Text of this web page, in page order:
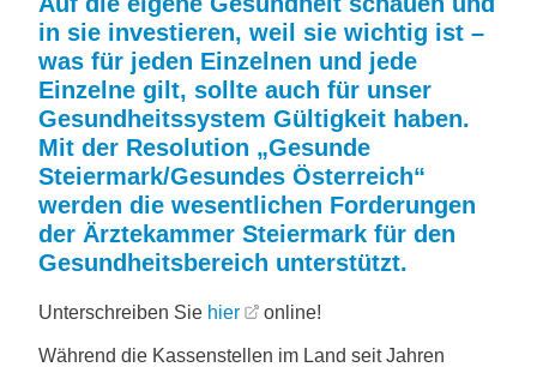
in sie investieren, weil sie wichtig ist –
was für jeden Einzelnen und jede
Einzelne gilt, sollte auch für unser
Gesundheitssystem Gültigkeit haben.
Mit der Resolution „Gesunde
Steiermark/Gesundes Österreich“
werden die wesentlichen Forderungen
der Ärztekammer Steiermark für den
Gesundheitsbereich unterstützt.
Unterschreiben Sie hier online!
Während die Kassenstellen im Land seit Jahren